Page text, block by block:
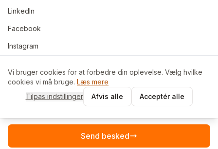
Send besked
LinkedIn
Facebook
Instagram
©2026BoligByt ApS. Alle rettigheder forbeholdes.
Made in Denmark
Vi bruger cookies for at forbedre din oplevelse. Vælg hvilke
cookies vi må bruge. Læs mere
Tilpas indstillinger
Afvis alle Acceptér alle